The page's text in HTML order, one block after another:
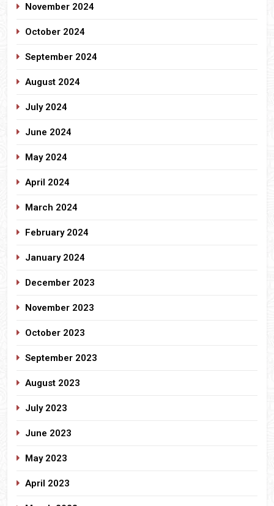
November 2024
October 2024
September 2024
August 2024
July 2024
June 2024
May 2024
April 2024
March 2024
February 2024
January 2024
December 2023
November 2023
October 2023
September 2023
August 2023
July 2023
June 2023
May 2023
April 2023